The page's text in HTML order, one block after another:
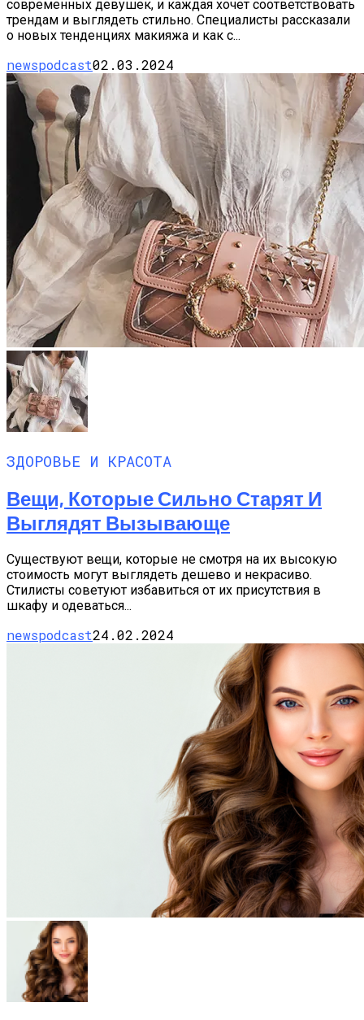
современных девушек, и каждая хочет соответствовать
трендам и выглядеть стильно. Специалисты рассказали
о новых тенденциях макияжа и как с...
newspodcast02.03.2024
ЗДОРОВЬЕ И КРАСОТА
Вещи, Которые Сильно Старят И
Выглядят Вызывающе
Существуют вещи, которые не смотря на их высокую
стоимость могут выглядеть дешево и некрасиво.
Стилисты советуют избавиться от их присутствия в
шкафу и одеваться...
newspodcast24.02.2024